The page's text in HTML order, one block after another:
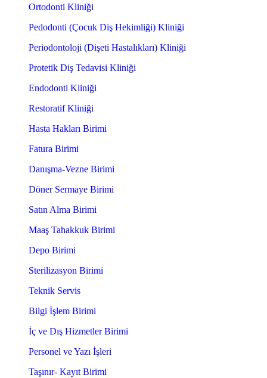
Ortodonti Kliniği
Pedodonti (Çocuk Diş Hekimliği) Kliniği
Periodontoloji (Dişeti Hastalıkları) Kliniği
Protetik Diş Tedavisi Kliniği
Endodonti Kliniği
Restoratif Kliniği
Hasta Hakları Birimi
Fatura Birimi
Danışma-Vezne Birimi
Döner Sermaye Birimi
Satın Alma Birimi
Maaş Tahakkuk Birimi
Depo Birimi
Sterilizasyon Birimi
Teknik Servis
Bilgi İşlem Birimi
İç ve Dış Hizmetler Birimi
Personel ve Yazı İşleri
Taşınır- Kayıt Birimi